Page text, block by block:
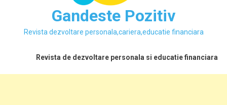
Gandeste Pozitiv
Revista dezvoltare personala,cariera,educatie financiara
Revista de dezvoltare personala si educatie financiara